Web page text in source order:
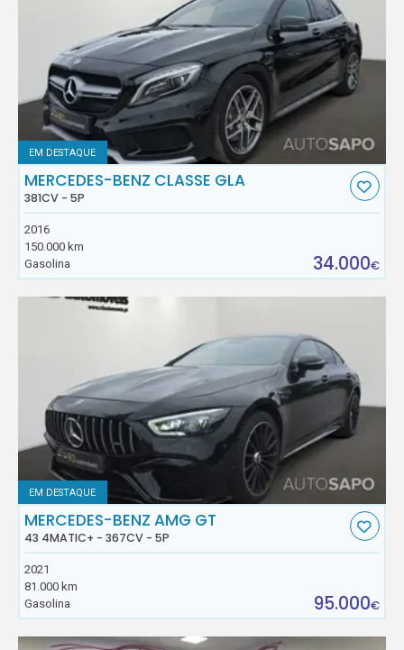
EM DESTAQUE
MERCEDES-BENZ CLASSE GLA
381CV - 5P
2016
150.000 km
Gasolina
34.000€
EM DESTAQUE
MERCEDES-BENZ AMG GT
43 4MATIC+ - 367CV - 5P
2021
81.000 km
Gasolina
95.000€